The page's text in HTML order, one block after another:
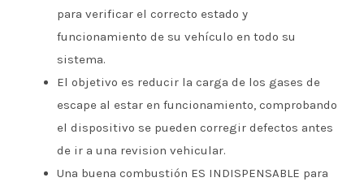
para verificar el correcto estado y
funcionamiento de su vehículo en todo su
sistema.
El objetivo es reducir la carga de los gases de
escape al estar en funcionamiento, comprobando
el dispositivo se pueden corregir defectos antes
de ir a una revision vehicular.
Una buena combustión ES INDISPENSABLE para